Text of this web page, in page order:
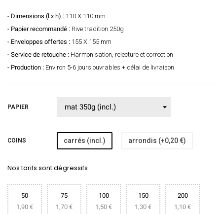
- Dimensions (l x h) : 110 X 110 mm
- Papier recommandé : Rive tradition 250g
- Enveloppes offertes : 155 X 155 mm
- Service de retouche : Harmonisation, relecture et correction
- Production : Environ 5-6 jours ouvrables + délai de livraison
PAPIER
COINS carrés (incl.) arrondis (+0,20 €)
Nos tarifs sont dégressifs :
50
1,90 €
75
1,70 €
100
1,50 €
150
1,30 €
200
1,10 €